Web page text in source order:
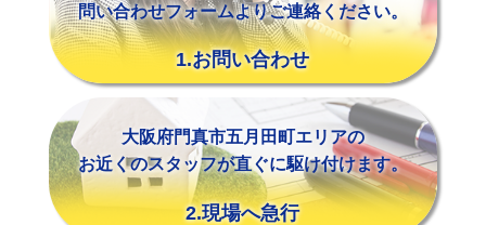
問い合わせフォームよりご連絡ください。
1.お問い合わせ
大阪府門真市五月田町エリアの
お近くのスタッフが直ぐに駆け付けます。
2.現場へ急行